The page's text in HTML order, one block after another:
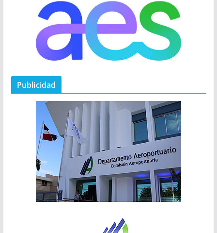
Publicidad